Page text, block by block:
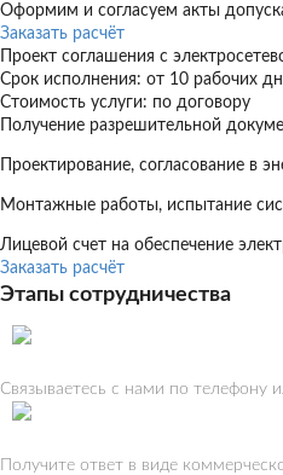
Оформим и согласуем акты
Заказать расчёт
Проект соглашения с
Срок исполнения: от 10 рабочих
Стоимость услуги: по договору
Получение разрешительной
Проектирование, согласование в
Монтажные работы, испытание
Лицевой счет на обеспечение
Заказать расчёт
Этапы сотрудничества
Связываетесь с нами по телефону
Получите ответ в виде